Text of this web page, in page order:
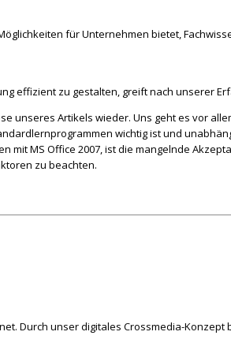
für Unternehmen bietet,
effizient zu gestalten, greift nach unserer
unseres Artikels wieder. Uns geht es vor
wichtig ist und
MS Office 2007, ist die mangelnde
zu beachten.
Durch unser digitales Crossmedia-